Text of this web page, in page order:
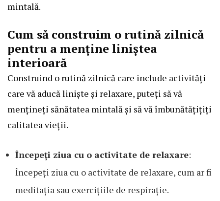
mintală.
Cum să construim o rutină zilnică
pentru a menține liniștea
interioară
Construind o rutină zilnică care include activități
care vă aducă liniște și relaxare, puteți să vă
mențineți sănătatea mintală și să vă îmbunătățițiți
calitatea vieții.
Începeți ziua cu o activitate de relaxare:
Începeți ziua cu o activitate de relaxare, cum ar fi
meditația sau exercițiile de respirație.